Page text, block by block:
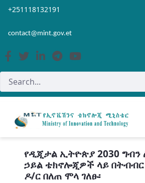
Skip to Main Content
Open Accessibility Menu
+251118132191
contact@mint.gov.et
የዲጂታል ኢትዮጵያ 2030 ግብን
ኃይል ቴክኖሎጂዎች ላይ
ዶ/ር በለጠ ሞላ ገለፁ፡